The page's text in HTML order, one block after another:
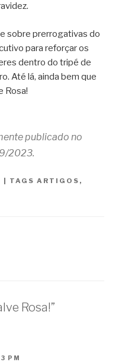
sobre prerrogativas do
para reforçar os
dentro do tripé de
Até lá, ainda bem que
Rosa!
publicado no
2023.
TAGS ARTIGOS ,
Rosa!”
PM